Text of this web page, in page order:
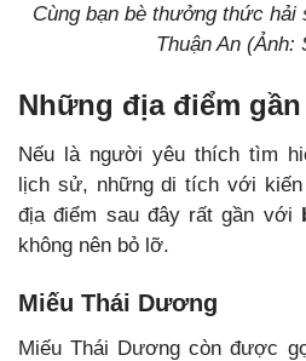
Cùng bạn bè thưởng thức hải
Thuận An (Ảnh:
Những địa điểm
Nếu là người yêu thích tìm
lịch sử, những di tích với
địa điểm sau đây rất gần với
không nên bỏ lỡ.
Miếu Thái Dương
Miếu Thái Dương còn được